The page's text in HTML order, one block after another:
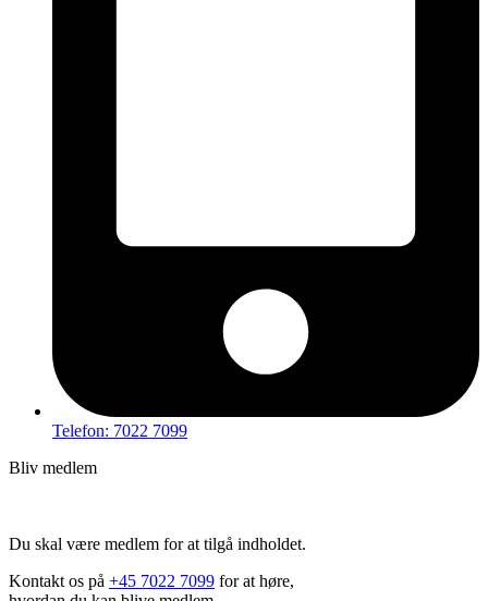
Telefon: 7022 7099
Bliv medlem
Du skal være medlem for at tilgå indholdet.
Kontakt os på +45 7022 7099 for at høre,